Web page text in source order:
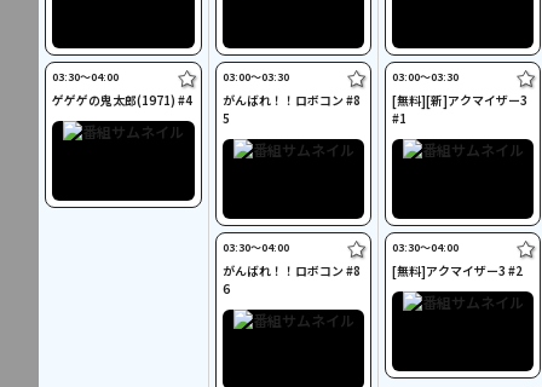
03:30〜04:00
ゲゲゲの鬼太郎(1971) #4
03:00〜03:30
がんばれ！！ロボコン #8
5
03:30〜04:00
がんばれ！！ロボコン #8
6
03:00〜03:30
[無料][新]アクマイザー3
#1
03:30〜04:00
[無料]アクマイザー3 #2